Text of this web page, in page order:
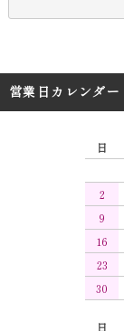
営業日カレンダー
日
2
9
16
23
30
日